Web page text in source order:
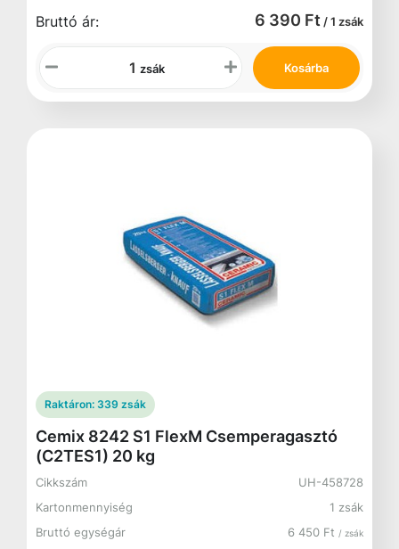
Bruttó ár: 6 390 Ft / 1 zsák
zsák Kosárba
Raktáron: 339 zsák
Cemix 8242 S1 FlexM Csemperagasztó
(C2TES1) 20 kg
Cikkszám
UH-458728
Kartonmennyiség
1 zsák
Bruttó egységár
6 450 Ft / zsák